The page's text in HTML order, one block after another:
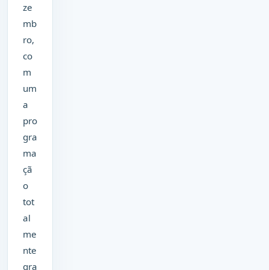
ze
mb
ro,
co
m
um
a
pro
gra
ma
çã
o
tot
al
me
nte
gra